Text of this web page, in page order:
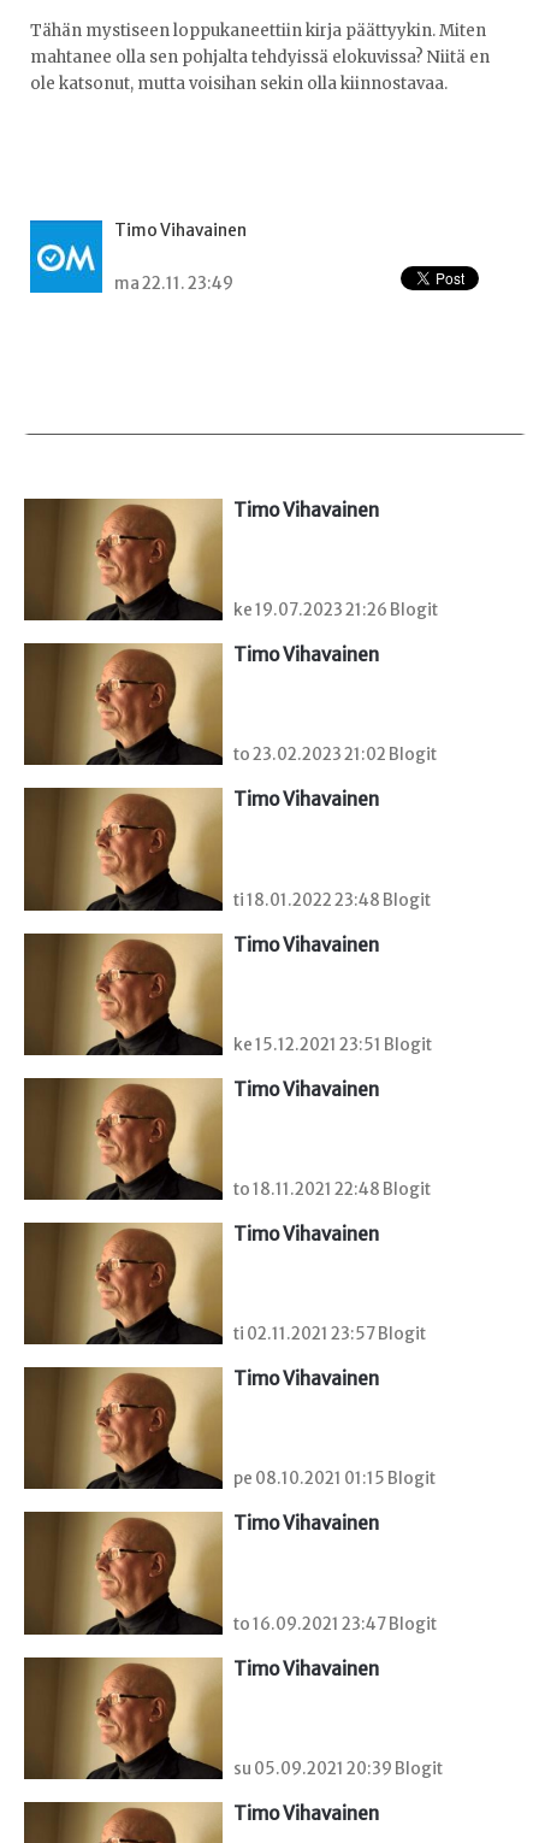
Tähän mystiseen loppukaneettiin kirja päättyykin. Miten
mahtanee olla sen pohjalta tehdyissä elokuvissa? Niitä en
ole katsonut, mutta voisihan sekin olla kiinnostavaa.
Timo Vihavainen
ma 22.11. 23:49
Timo Vihavainen
ke 19.07.2023 21:26 Blogit
Timo Vihavainen
to 23.02.2023 21:02 Blogit
Timo Vihavainen
ti 18.01.2022 23:48 Blogit
Timo Vihavainen
ke 15.12.2021 23:51 Blogit
Timo Vihavainen
to 18.11.2021 22:48 Blogit
Timo Vihavainen
ti 02.11.2021 23:57 Blogit
Timo Vihavainen
pe 08.10.2021 01:15 Blogit
Timo Vihavainen
to 16.09.2021 23:47 Blogit
Timo Vihavainen
su 05.09.2021 20:39 Blogit
Timo Vihavainen